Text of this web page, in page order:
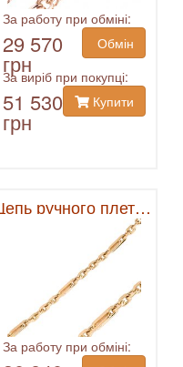
За работу при обміні:
29 570
грн
Обмін
За виріб при покупці:
51 530
грн
Купити
Цепь ручного плетения
За работу при обміні: